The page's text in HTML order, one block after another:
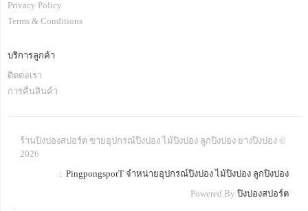
Privacy Policy
Terms & Conditions
บริการลูกค้า
ติดต่อเรา
การคืนสินค้า
ร้านปิงปองสปอร์ต ขายอุปกรณ์ปิงปอง ไม้ปิงปอง ลูกปิงปอง ยางปิงปอง ©
2026
: PingpongsporT จำหน่ายอุปกรณ์ปิงปอง ไม้ปิงปอง ลูกปิงปอง
Powered By ปิงปองสปอร์ต